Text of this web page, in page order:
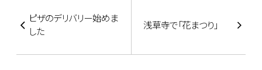
ピザのデリバリー始めま
した
浅草寺で「花まつり」